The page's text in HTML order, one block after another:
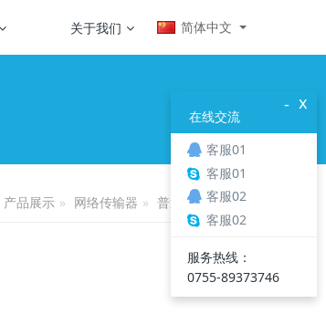
简体中文
关于我们
产品展示 网络传输器 普通网络传输器
x
-
在线交流
客服01
客服01
客服02
客服02
服务热线：
0755-89373746